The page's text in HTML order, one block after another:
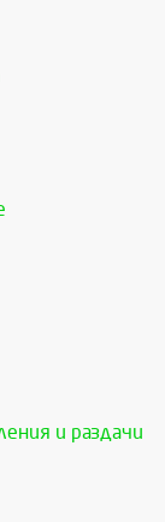
и раздачи